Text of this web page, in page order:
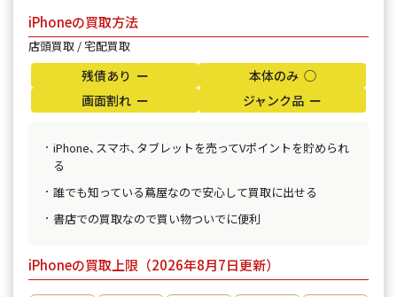
iPhoneの買取方法
店頭買取 / 宅配買取
残債あり ー
本体のみ ◯
画面割れ ー
ジャンク品 ー
iPhone､スマホ､タブレットを売ってVポイントを貯められ
る
誰でも知っている蔦屋なので安心して買取に出せる
書店での買取なので買い物ついでに便利
iPhoneの買取上限（2026年8月7日更新）